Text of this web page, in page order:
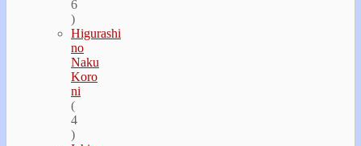
6
)
Higurashi
no
Naku
Koro
ni
(
4
)